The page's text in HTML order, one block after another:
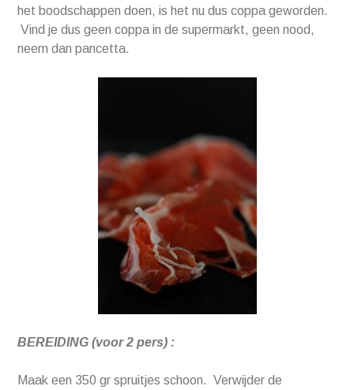
het boodschappen doen, is het nu dus coppa geworden.
Vind je dus geen coppa in de supermarkt, geen nood,
neem dan pancetta.
BEREIDING (voor 2 pers) :
Maak een 350 gr spruitjes schoon. Verwijder de